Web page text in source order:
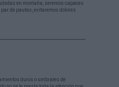
en montaña, seremos capaces
de pautas, evitaremos dolores
duros o umbrales de